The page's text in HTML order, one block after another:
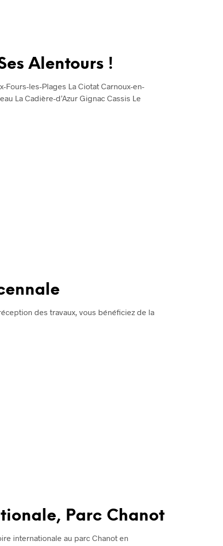
Alentours !
Fours-les-Plages La Ciotat Carnoux-en-
La Cadière-d’Azur Gignac Cassis Le
des travaux, vous bénéficiez de la
Parc Chanot
internationale au parc Chanot en